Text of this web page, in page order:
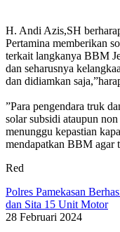
‎H. Andi Azis,SH
Pertamina memberikan
terkait langkanya BBM
dan seharusnya
dan didiamkan
‎”Para pengendara truk
solar subsidi ataupun
menunggu kepastian
mendapatkan BBM agar
Red
Polres Pamekasan
dan Sita 15 Unit Motor
28 Februari 2024